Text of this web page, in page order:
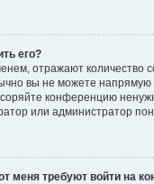
его?
отражают количество
вы не можете
конференцию
или администратор
меня требуют войти на